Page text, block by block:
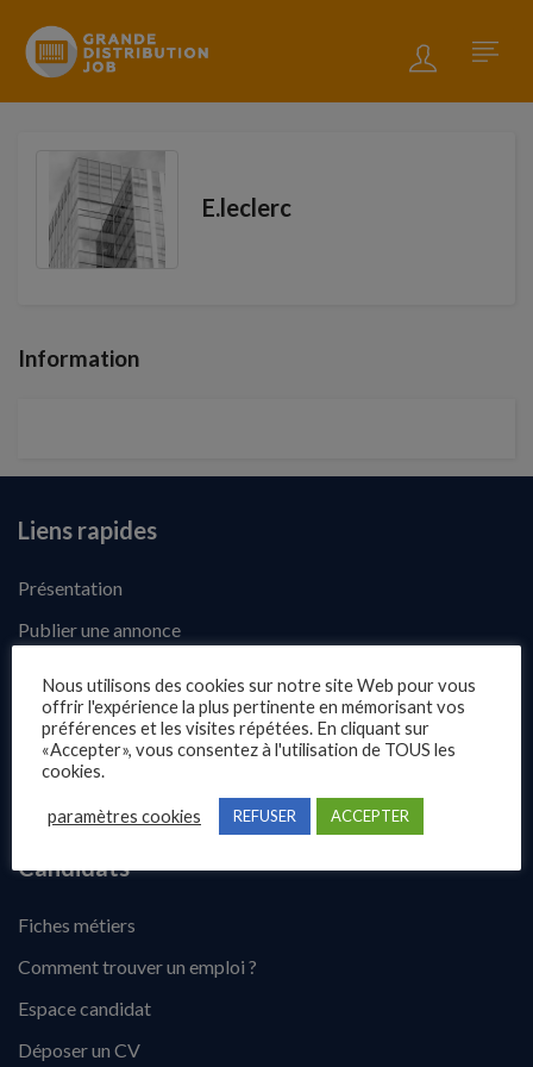
E.leclerc
Information
Liens rapides
Présentation
Publier une annonce
Questions fréquentes
Blog
Candidats
Fiches métiers
Comment trouver un emploi ?
Espace candidat
Déposer un CV
Nous utilisons des cookies sur notre site Web pour vous
offrir l'expérience la plus pertinente en mémorisant vos
préférences et les visites répétées. En cliquant sur
«Accepter», vous consentez à l'utilisation de TOUS les
cookies.
paramètres cookies REFUSER ACCEPTER